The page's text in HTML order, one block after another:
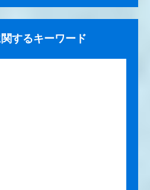
するキーワード